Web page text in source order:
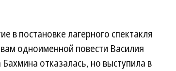
в постановке лагерного спектакля
одноименной повести Василия
отказалась, но выступила в